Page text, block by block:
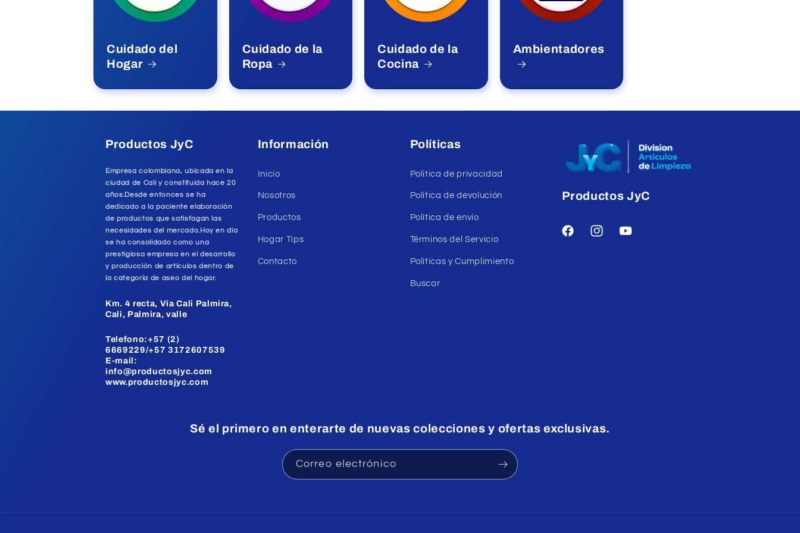
Cuidado del
Hogar
Cuidado de la
Ropa
Cuidado de la
Cocina
Ambientadores
Productos JyC
Empresa colombiana, ubicada en la
ciudad de Cali y constituida hace 20
años.Desde entonces se ha
dedicado a la paciente elaboración
de productos que satisfagan las
necesidades del mercado.Hoy en día
se ha consolidado como una
prestigiosa empresa en el desarrollo
y producción de artículos dentro de
la categoría de aseo del hogar.
Km. 4 recta, Vía Cali Palmira,
Cali, Palmira, valle
Telefono:+57 (2)
6669229/+57 3172607539
E-mail:
info@productosjyc.com
www.productosjyc.com
Información
Inicio
Nosotros
Productos
Hogar Tips
Contacto
Políticas
Politica de privacidad
Política de devolución
Política de envío
Términos del Servicio
Políticas y Cumplimiento
Buscar
Productos JyC
FacebookInstagramYouTube
Sé el primero en enterarte de nuevas colecciones y ofertas exclusivas.
Correo electrónico